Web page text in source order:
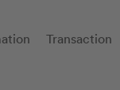
Transaction